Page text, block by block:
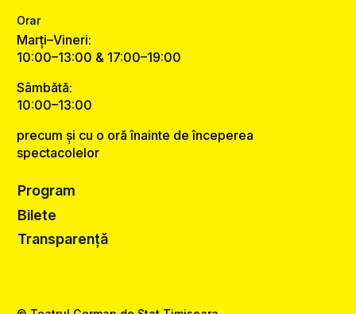
Orar
Marți–Vineri:
10:00–13:00 & 17:00–19:00
Sâmbătă:
10:00–13:00
precum și cu o oră înainte de începerea
spectacolelor
Program
Bilete
Transparență